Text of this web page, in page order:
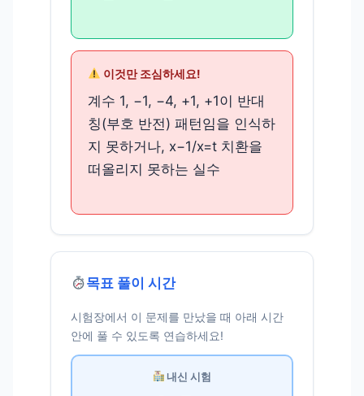
이것만 조심하세요!
계수 1, −1, −4, +1, +1이 반대
칭(부호 반전) 패턴임을 인식하
지 못하거나, x−1/x=t 치환을
떠올리지 못하는 실수
목표 풀이 시간
시험장에서 이 문제를 만났을 때 아래 시간
안에 풀 수 있도록 연습하세요!
내신 시험